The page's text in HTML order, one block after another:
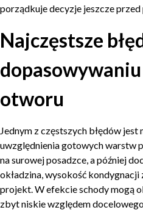
porządkuje decyzje jeszcze
Najczęstsze
otworu
Jednym z częstszych błędów
uwzględnienia gotowych warstw
na surowej posadzce, a później
okładzina, wysokość kondygnacji
projekt. W efekcie schody mogą
zbyt niskie względem